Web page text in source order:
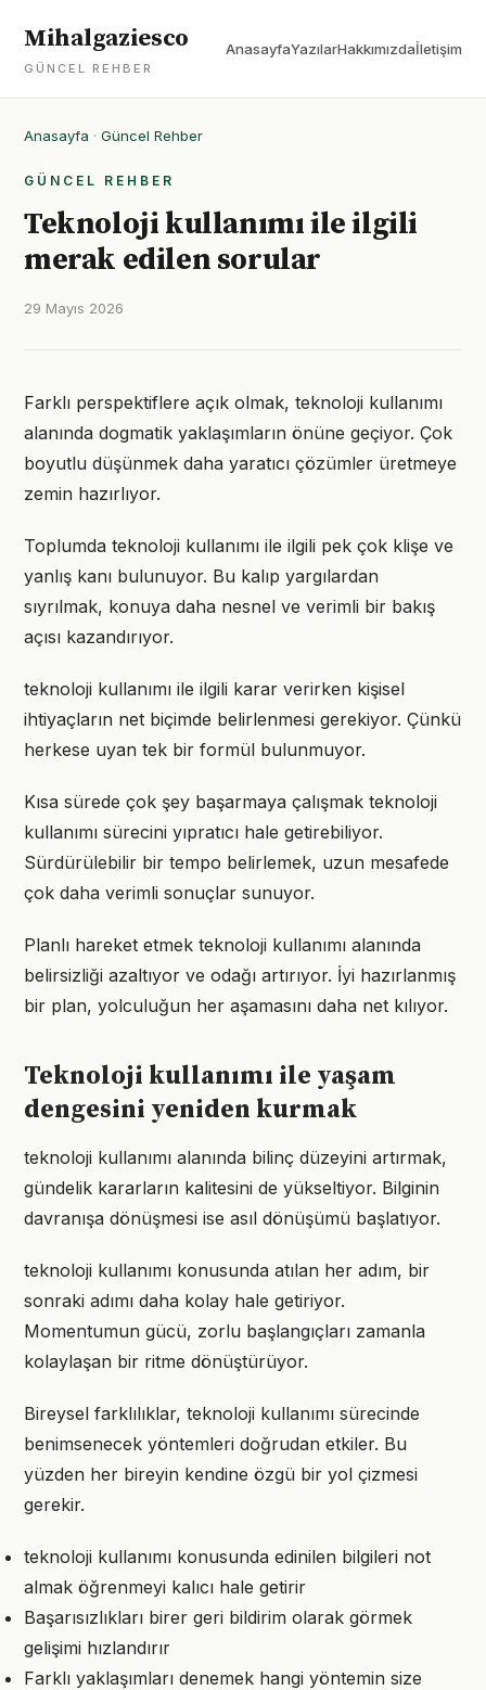
Mihalgaziesco
GÜNCEL REHBER
AnasayfaYazılarHakkımızdaİletişim
Anasayfa · Güncel Rehber
GÜNCEL REHBER
Teknoloji kullanımı ile ilgili
merak edilen sorular
29 Mayıs 2026
Farklı perspektiflere açık olmak, teknoloji kullanımı
alanında dogmatik yaklaşımların önüne geçiyor. Çok
boyutlu düşünmek daha yaratıcı çözümler üretmeye
zemin hazırlıyor.
Toplumda teknoloji kullanımı ile ilgili pek çok klişe ve
yanlış kanı bulunuyor. Bu kalıp yargılardan
sıyrılmak, konuya daha nesnel ve verimli bir bakış
açısı kazandırıyor.
teknoloji kullanımı ile ilgili karar verirken kişisel
ihtiyaçların net biçimde belirlenmesi gerekiyor. Çünkü
herkese uyan tek bir formül bulunmuyor.
Kısa sürede çok şey başarmaya çalışmak teknoloji
kullanımı sürecini yıpratıcı hale getirebiliyor.
Sürdürülebilir bir tempo belirlemek, uzun mesafede
çok daha verimli sonuçlar sunuyor.
Planlı hareket etmek teknoloji kullanımı alanında
belirsizliği azaltıyor ve odağı artırıyor. İyi hazırlanmış
bir plan, yolculuğun her aşamasını daha net kılıyor.
Teknoloji kullanımı ile yaşam
dengesini yeniden kurmak
teknoloji kullanımı alanında bilinç düzeyini artırmak,
gündelik kararların kalitesini de yükseltiyor. Bilginin
davranışa dönüşmesi ise asıl dönüşümü başlatıyor.
teknoloji kullanımı konusunda atılan her adım, bir
sonraki adımı daha kolay hale getiriyor.
Momentumun gücü, zorlu başlangıçları zamanla
kolaylaşan bir ritme dönüştürüyor.
Bireysel farklılıklar, teknoloji kullanımı sürecinde
benimsenecek yöntemleri doğrudan etkiler. Bu
yüzden her bireyin kendine özgü bir yol çizmesi
gerekir.
teknoloji kullanımı konusunda edinilen bilgileri not
almak öğrenmeyi kalıcı hale getirir
Başarısızlıkları birer geri bildirim olarak görmek
gelişimi hızlandırır
Farklı yaklaşımları denemek hangi yöntemin size